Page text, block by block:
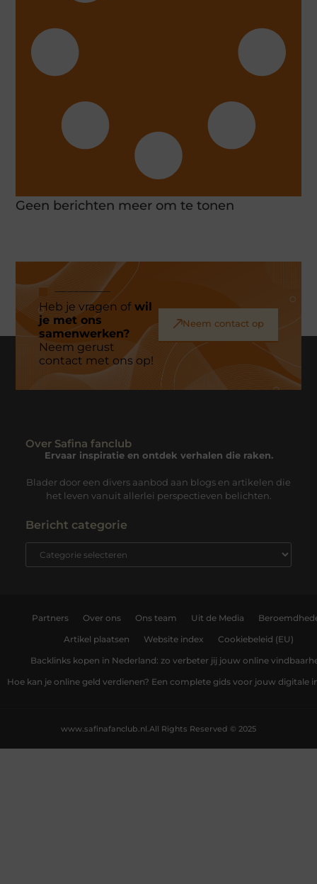
Geen berichten meer om te tonen
Heb je vragen ofwil
je met ons
samenwerken?
Neem gerust
contact met ons op!
Neem contact op
Over Safina fanclub
Ervaar inspiratie en ontdek verhalen die raken.
Blader door een divers aanbod aan blogs en artikelen die
het leven vanuit allerlei perspectieven belichten.
Bericht categorie
Partners Over ons Ons team Uit de Media
Artikel plaatsen Website index Cookiebeleid (EU)
Backlinks kopen in Nederland: zo verbeter jij jouw online
Hoe kan je online geld verdienen? Een complete gids voor jouw digitale
All Rights Reserved © 2025
www.safinafanclub.nl.